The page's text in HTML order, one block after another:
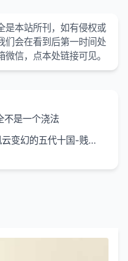
是本站所刊，如有侵权或
们会在看到后第一时间处
信，点本处链接可见。
不是一个浇法
漫话中国历史 风云变幻的五代十国-贱人贵马